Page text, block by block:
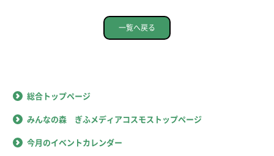
一覧へ戻る
総合トップページ
みんなの森 ぎふメディアコスモストップページ
今月のイベントカレンダー